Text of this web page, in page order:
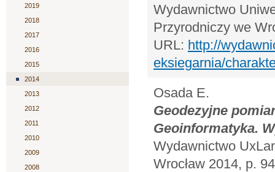
2019
2018
2017
2016
2015
2014
2013
2012
2011
2010
2009
2008
Wydawnictwo
Przyrodniczy we
URL: http://
eksiegarnia/
Osada E.
Geodezyjne
Geoinformatyka.
Wydawnictwo
Wrocław 2014, p.